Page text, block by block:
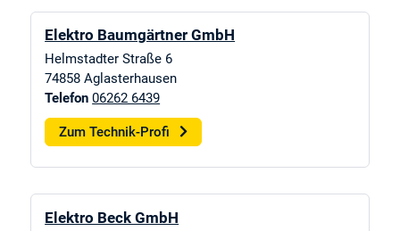
Elektro Baumgärtner GmbH
Helmstadter Straße 6
74858 Aglasterhausen
Telefon 06262 6439
Zum Technik-Profi
Elektro Beck GmbH